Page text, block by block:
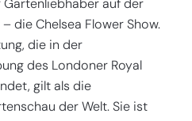
Gartenliebhaber auf der
die Chelsea Flower Show.
die in der
des Londoner Royal
gilt als die
der Welt. Sie ist